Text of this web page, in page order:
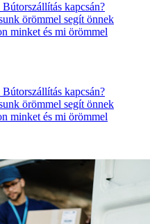
kapcsán?
örömmel segít önnek
minket és mi örömmel
kapcsán?
örömmel segít önnek
minket és mi örömmel